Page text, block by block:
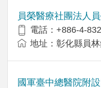
員榮醫療社團法人
電話：+886-4-
地址：彰化縣員
國軍臺中總醫院附